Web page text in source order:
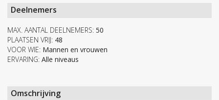
Deelnemers
MAX. AANTAL DEELNEMERS: 50
PLAATSEN VRIJ: 48
VOOR WIE: Mannen en vrouwen
ERVARING: Alle niveaus
Omschrijving